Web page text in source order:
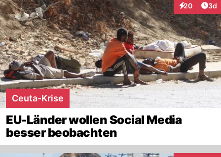
20
Interaktionen
3d
Ceuta-Krise
EU-Länder wollen Social Media
besser beobachten